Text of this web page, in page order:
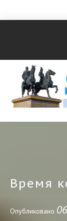
Перейти к содержимому
Время
Опубликовано